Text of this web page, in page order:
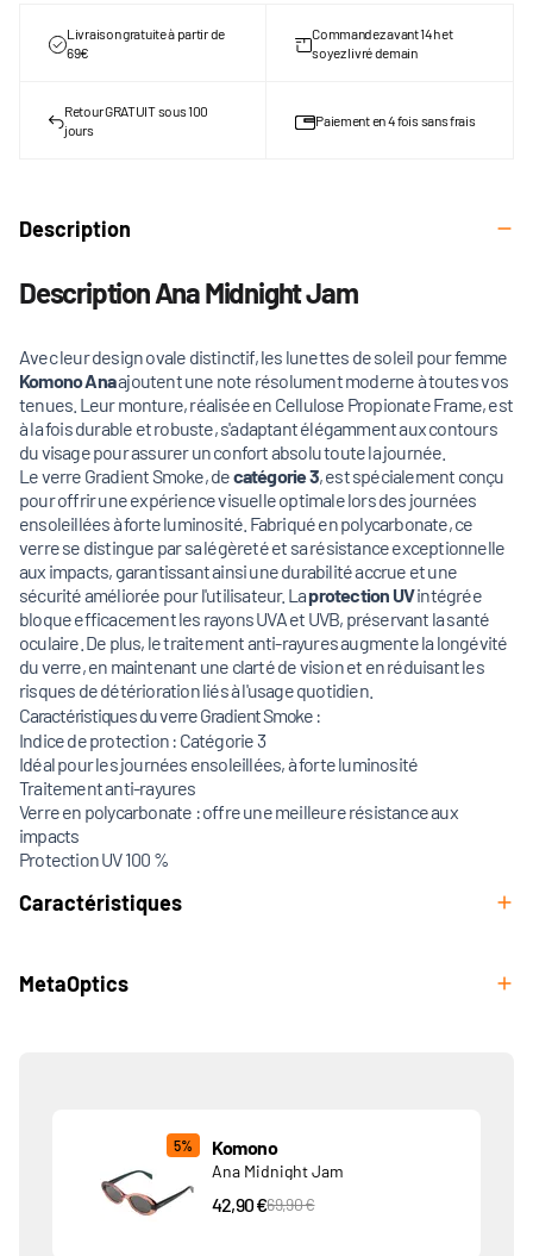
Livraison gratuite à partir de
69€
Commandez avant 14h et
soyez livré demain
Retour GRATUIT sous 100
jours
Paiement en 4 fois sans frais
Description
Description Ana Midnight Jam
Avec leur design ovale distinctif, les lunettes de soleil pour femme
Komono Anaajoutent une note résolument moderne à toutes vos
tenues. Leur monture, réalisée en Cellulose Propionate Frame, est
à la fois durable et robuste, s'adaptant élégamment aux contours
du visage pour assurer un confort absolu toute la journée.
Le verre Gradient Smoke, decatégorie 3, est spécialement conçu
pour offrir une expérience visuelle optimale lors des journées
ensoleillées à forte luminosité. Fabriqué en polycarbonate, ce
verre se distingue par sa légèreté et sa résistance exceptionnelle
aux impacts, garantissant ainsi une durabilité accrue et une
sécurité améliorée pour l'utilisateur. Laprotection UVintégrée
bloque efficacement les rayons UVA et UVB, préservant la santé
oculaire. De plus, le traitement anti-rayures augmente la longévité
du verre, en maintenant une clarté de vision et en réduisant les
risques de détérioration liés à l'usage quotidien.
Caractéristiques du verre Gradient Smoke :
Indice de protection : Catégorie 3
Idéal pour les journées ensoleillées, à forte luminosité
Traitement anti-rayures
Verre en polycarbonate : offre une meilleure résistance aux
impacts
Protection UV 100 %
Caractéristiques
MetaOptics
5% Komono
Ana Midnight Jam
42,90 €PVC Price
69,90 €